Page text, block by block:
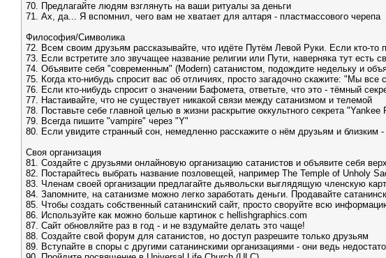
70. Предлагайте людям взглянуть на ваши ритуалы за деньги
71. Ах, да... Я вспомнил, чего вам не хватает для алтаря - пластмассового черепа
Философия/Символика
72. Всем своим друзьям рассказывайте, что идёте Путём Левой Руки. Если кто-то
73. Если встретите зло звучащее название религии или Пути, наверняка тут
74. Объявите себя "современным" (Modern) сатанистом, подождите недельку и
75. Когда кто-нибудь спросит вас об отличиях, просто загадочно скажите: "Мы все
76. Если кто-нибудь спросит о значении Бафомета, ответьте, что это - тёмный
77. Hастаивайте, что не существует никакой связи между сатанизмом и телемой
78. Поставьте себе главной целью в жизни раскрытие оккультного секрета "Yankee
79. Всегда пишите "vampire" через "Y"
80. Если увидите странный сон, немедленно расскажите о нём друзьям и близким
Своя организация
81. Создайте с друзьями онлайновую организацию сатанистов и объявите себя
82. Постарайтесь выбрать название позловещей, например The Temple of Unholy
83. Членам своей организации предлагайте дьявольски выглядящую членскую
84. Запомните, на сатанизме можно легко заработать деньги. Продавайте
85. Чтобы создать собственный сатанинский сайт, просто своруйте всю
86. Используйте как можно больше картинок с hellishgraphics.com
87. Сайт обновляйте раз в год - и не вздумайте делать это чаще!
88. Создайте свой форум для сатанистов, но доступ разрешите только друзьям
89. Вступайте в споры с другими сатанинскими организациями - они ведь